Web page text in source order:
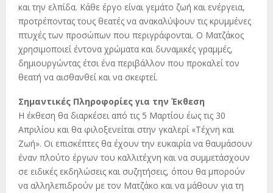
και την ελπίδα. Κάθε έργο είναι γεμάτο ζωή και ενέργεια,
προτρέποντας τους θεατές να ανακαλύψουν τις κρυμμένες
πτυχές των προσώπων που περιγράφονται. Ο Ματζάκος
χρησιμοποιεί έντονα χρώματα και δυναμικές γραμμές,
δημιουργώντας έτσι ένα περιβάλλον που προκαλεί τον
θεατή να αισθανθεί και να σκεφτεί.
Σημαντικές Πληροφορίες για την Έκθεση
Η έκθεση θα διαρκέσει από τις 5 Μαρτίου έως τις 30
Απριλίου και θα φιλοξενείται στην γκαλερί «Τέχνη και
Ζωή». Οι επισκέπτες θα έχουν την ευκαιρία να θαυμάσουν
έναν πλούτο έργων του καλλιτέχνη και να συμμετάσχουν
σε ειδικές εκδηλώσεις και συζητήσεις, όπου θα μπορούν
να αλληλεπιδρούν με τον Ματζάκο και να μάθουν για τη